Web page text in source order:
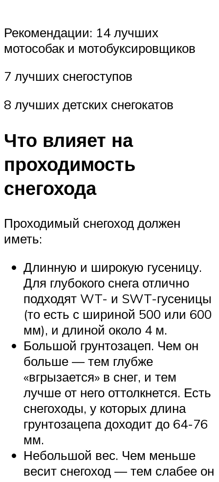
Рекомендации: 14 лучших
мотособак и мотобуксировщиков
7 лучших снегоступов
8 лучших детских снегокатов
Что влияет на
проходимость
снегохода
Проходимый снегоход должен
иметь:
Длинную и широкую гусеницу.
Для глубокого снега отлично
подходят WT- и SWT-гусеницы
(то есть с шириной 500 или 600
мм), и длиной около 4 м.
Большой грунтозацеп. Чем он
больше — тем глубже
«вгрызается» в снег, и тем
лучше от него оттолкнется. Есть
снегоходы, у которых длина
грунтозацепа доходит до 64-76
мм.
Небольшой вес. Чем меньше
весит снегоход — тем слабее он